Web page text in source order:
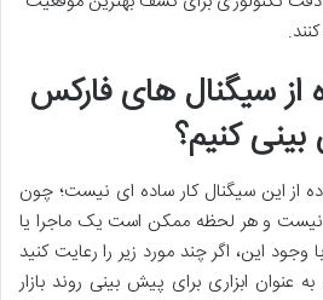
از سیگنال های فارکس
بینی کنیم؟
از این سیگنال کار ساده ای نیست؛ چون
نیست و هر لحظه ممکن است یک ماجرا یا
وجود این، اگر چند مورد زیر را رعایت کنید
عنوان ابزاری برای پیش بینی روند بازار